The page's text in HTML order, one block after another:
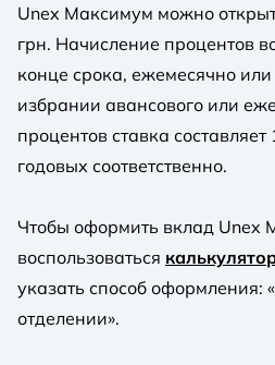
Unex Максимум можно
грн. Начисление процентов
конце срока, ежемесячно
избрании авансового или
процентов ставка
годовых соответственно.
Чтобы оформить вклад Unex
воспользоваться
указать способ оформления:
отделении».